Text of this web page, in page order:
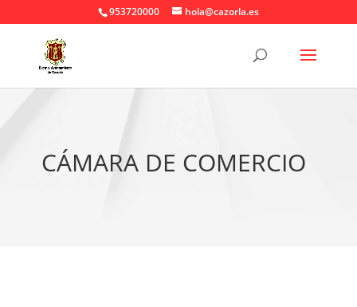
953720000 hola@cazorla.es
CÁMARA DE COMERCIO